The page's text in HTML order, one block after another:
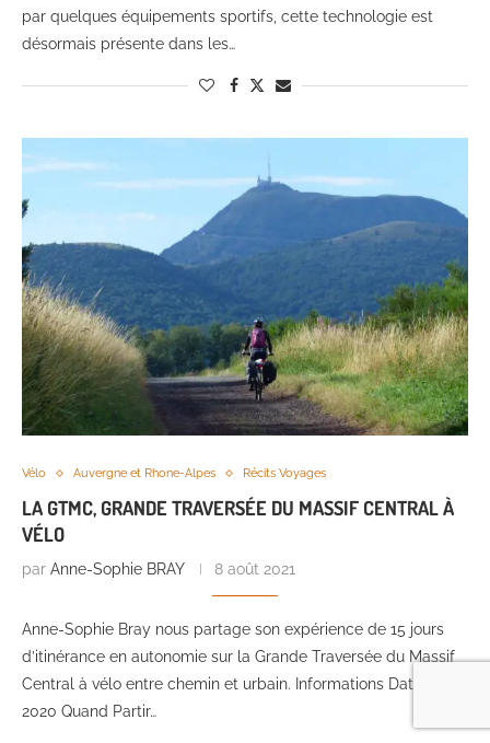
par quelques équipements sportifs, cette technologie est
désormais présente dans les…
Vélo Auvergne et Rhone-Alpes Récits Voyages
LA GTMC, GRANDE TRAVERSÉE DU MASSIF CENTRAL À
VÉLO
par Anne-Sophie BRAY 8 août 2021
Anne-Sophie Bray nous partage son expérience de 15 jours
d’itinérance en autonomie sur la Grande Traversée du Massif
Central à vélo entre chemin et urbain. Informations Date : Août
2020 Quand Partir…